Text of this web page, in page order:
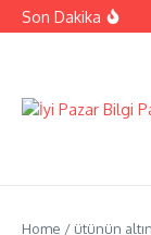
İçeriğe atla
Son Dakika
Home / ütünün